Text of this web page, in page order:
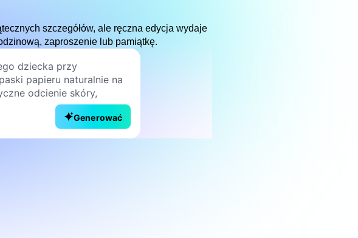
szczegółów, ale ręczna edycja wydaje
zaproszenie lub pamiątkę.
Generować